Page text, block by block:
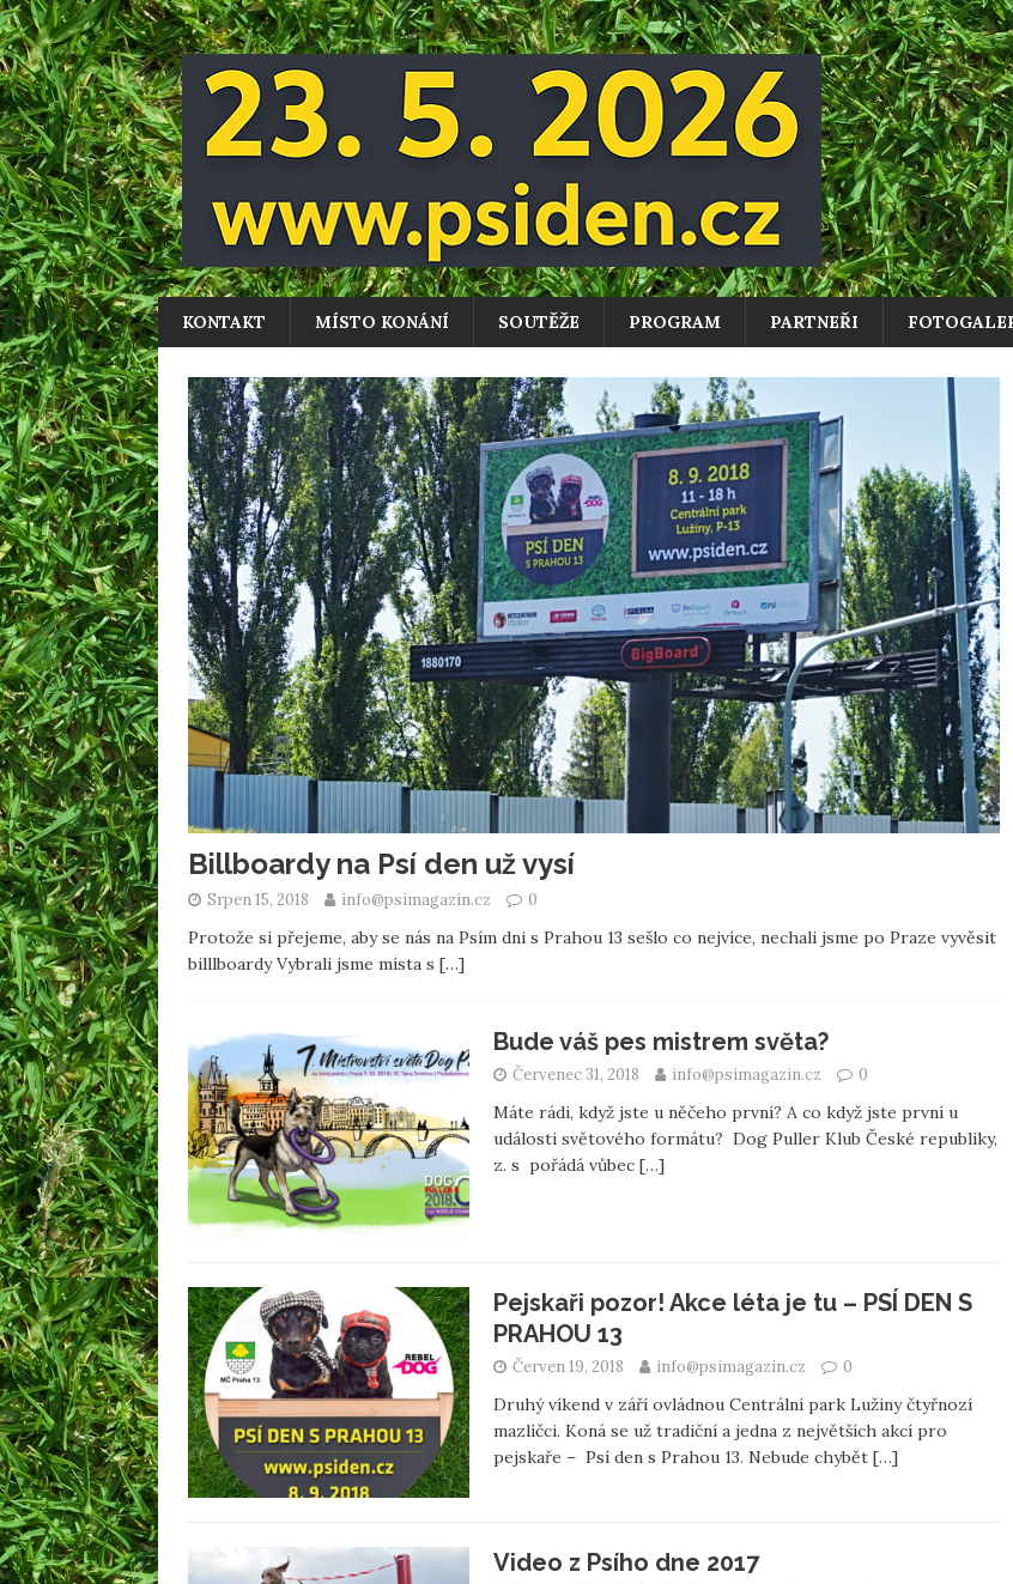
KONTAKT MÍSTO KONÁNÍ SOUTĚŽE PROGRAM PARTNEŘI
Billboardy na Psí den už vysí
Srpen 15, 2018 info@psimagazin.cz 0
Protože si přejeme, aby se nás na Psím dni s Prahou 13 sešlo co nejvíce, nechali jsme po Praze vyvěsit
billlboardy Vybrali jsme místa s […]
Bude váš pes mistrem světa?
Červenec 31, 2018 info@psimagazin.cz 0
Máte rádi, když jste u něčeho první? A co když jste první u
události světového formátu? Dog Puller Klub České republiky,
z. s pořádá vůbec […]
Pejskaři pozor! Akce léta je tu – PSÍ DEN S
PRAHOU 13
Červen 19, 2018 info@psimagazin.cz 0
Druhý víkend v září ovládnou Centrální park Lužiny čtyřnozí
mazlíčci. Koná se už tradiční a jedna z největších akcí pro
pejskaře – Psí den s Prahou 13. Nebude chybět […]
Video z Psího dne 2017